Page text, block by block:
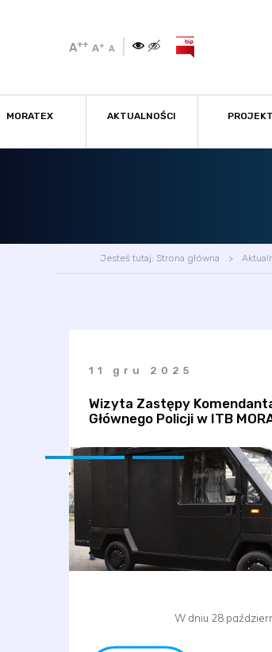
A++ A+ A
MORATEX AKTUALNOŚCI
Jesteś tutaj: Strona główna
11 gru 2025
Wizyta Zastępy
Głównego Policji w ITB
W dniu 28